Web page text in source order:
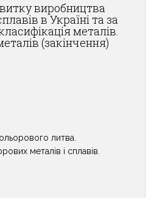
виробництва
в Україні та за
металів.
(закінчення)
литва.
металів і сплавів.